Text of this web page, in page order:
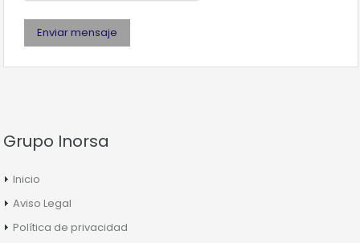
Grupo Inorsa
Inicio
Aviso Legal
Política de privacidad